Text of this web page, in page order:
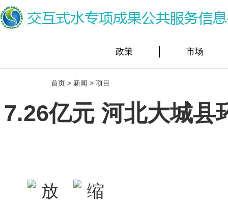
政策 市场
首页 > 新闻 > 项目
7.26亿元 河北大城县